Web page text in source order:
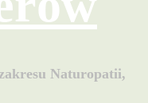
Naturopatii,